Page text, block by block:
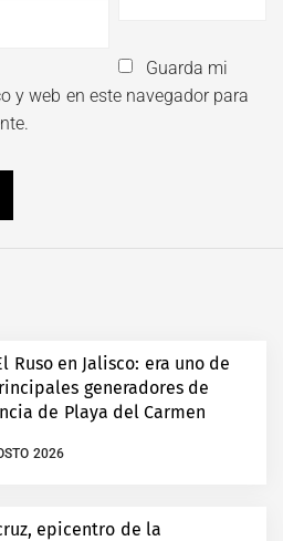
Guarda mi
y web en este navegador para
Ruso en Jalisco: era uno de
generadores de
de Playa del Carmen
2026
epicentro de la